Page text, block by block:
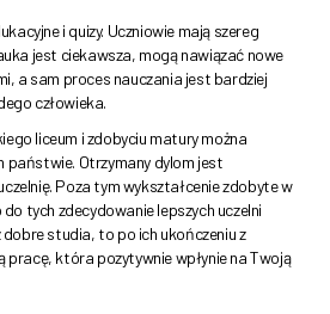
i quizy. Uczniowie mają szereg
jest ciekawsza, mogą nawiązać nowe
a sam proces nauczania jest bardziej
człowieka.
liceum i zdobyciu matury można
państwie. Otrzymany dylom jest
Poza tym wykształcenie zdobyte w
tych zdecydowanie lepszych uczelni
dobre studia, to po ich ukończeniu z
pracę, która pozytywnie wpłynie na Twoją